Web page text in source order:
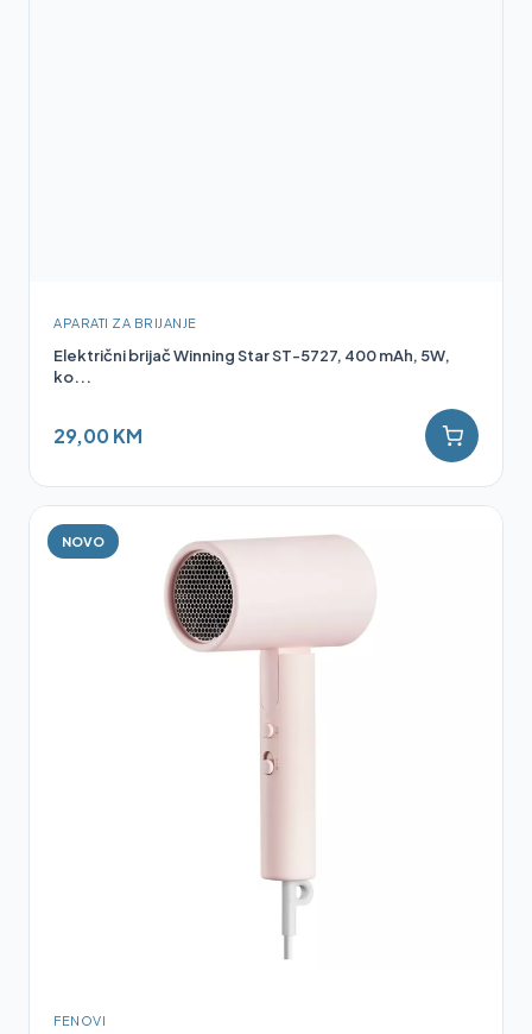
APARATI ZA BRIJANJE
Električni brijač Winning Star ST-5727, 400 mAh, 5W,
ko...
29,00 KM
NOVO
FENOVI